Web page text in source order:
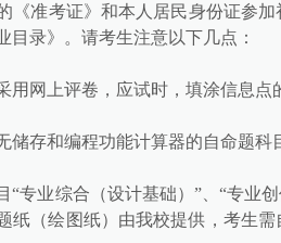
《准考证》和本人居民身份证参
目录》。请考生注意以下几点：
用网上评卷，应试时，填涂信息
储存和编程功能计算器的自命题科
“专业综合（设计基础）”、“专业
纸（绘图纸）由我校提供，考生